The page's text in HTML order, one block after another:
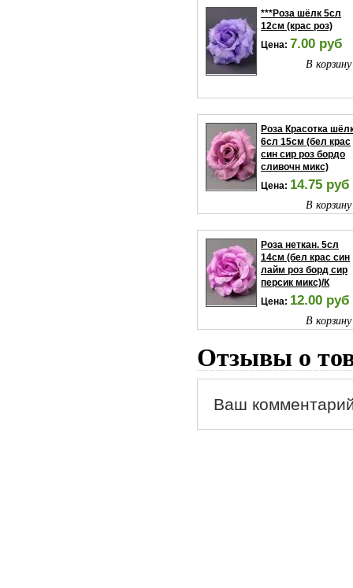
***Роза шёлк 5сл
12см (крас роз)
Цена: 7.00 руб
В
Роза Красотка
6сл 15см (бел крас
син сир роз бордо
сливочн микс)
Цена: 14.75 руб
В
Роза неткан. 5сл
14см (бел крас син
лайм роз борд сир
персик микс)/К
Цена: 12.00 руб
В
Отзывы о
Ваш